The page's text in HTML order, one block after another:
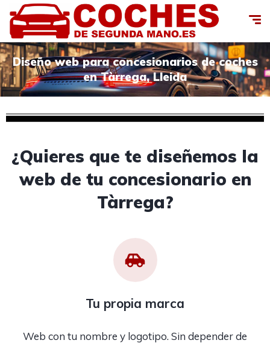
Diseño web para concesionarios de coches
en Tàrrega, Lleida
¿Quieres que te diseñemos la
web de tu concesionario en
Tàrrega?
Tu propia marca
Web con tu nombre y logotipo. Sin depender de